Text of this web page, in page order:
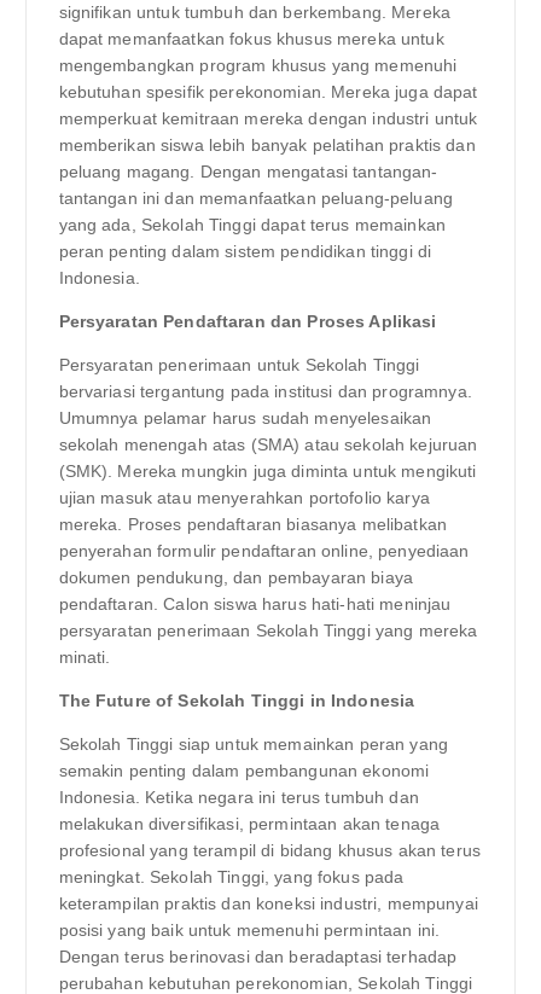
signifikan untuk tumbuh dan berkembang. Mereka
dapat memanfaatkan fokus khusus mereka untuk
mengembangkan program khusus yang memenuhi
kebutuhan spesifik perekonomian. Mereka juga dapat
memperkuat kemitraan mereka dengan industri untuk
memberikan siswa lebih banyak pelatihan praktis dan
peluang magang. Dengan mengatasi tantangan-
tantangan ini dan memanfaatkan peluang-peluang
yang ada, Sekolah Tinggi dapat terus memainkan
peran penting dalam sistem pendidikan tinggi di
Indonesia.
Persyaratan Pendaftaran dan Proses Aplikasi
Persyaratan penerimaan untuk Sekolah Tinggi
bervariasi tergantung pada institusi dan programnya.
Umumnya pelamar harus sudah menyelesaikan
sekolah menengah atas (SMA) atau sekolah kejuruan
(SMK). Mereka mungkin juga diminta untuk mengikuti
ujian masuk atau menyerahkan portofolio karya
mereka. Proses pendaftaran biasanya melibatkan
penyerahan formulir pendaftaran online, penyediaan
dokumen pendukung, dan pembayaran biaya
pendaftaran. Calon siswa harus hati-hati meninjau
persyaratan penerimaan Sekolah Tinggi yang mereka
minati.
The Future of Sekolah Tinggi in Indonesia
Sekolah Tinggi siap untuk memainkan peran yang
semakin penting dalam pembangunan ekonomi
Indonesia. Ketika negara ini terus tumbuh dan
melakukan diversifikasi, permintaan akan tenaga
profesional yang terampil di bidang khusus akan terus
meningkat. Sekolah Tinggi, yang fokus pada
keterampilan praktis dan koneksi industri, mempunyai
posisi yang baik untuk memenuhi permintaan ini.
Dengan terus berinovasi dan beradaptasi terhadap
perubahan kebutuhan perekonomian, Sekolah Tinggi